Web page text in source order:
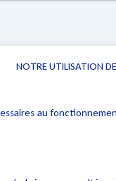
NOTRE UTILISATION
au